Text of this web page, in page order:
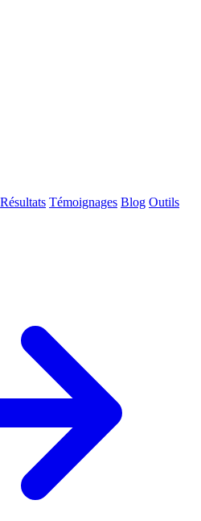
Résultats Témoignages Blog Outils